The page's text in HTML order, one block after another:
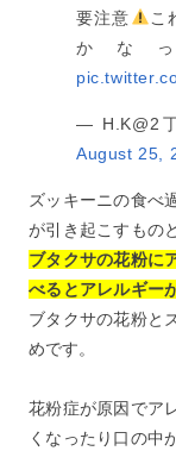
要注意
こ
かな
— H.K@2
August 25,
ズッキーニの食べ
が引き起こすもの
ブタクサの花粉に
べるとアレルギー
ブタクサの花粉と
めです。
花粉症が原因でア
くなったり口の中